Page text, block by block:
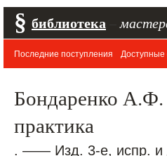
§ библиотека
Последние поступления Доступные
Бондаренко А.Ф.
практика
. —— Изд. 3-е, испр. и